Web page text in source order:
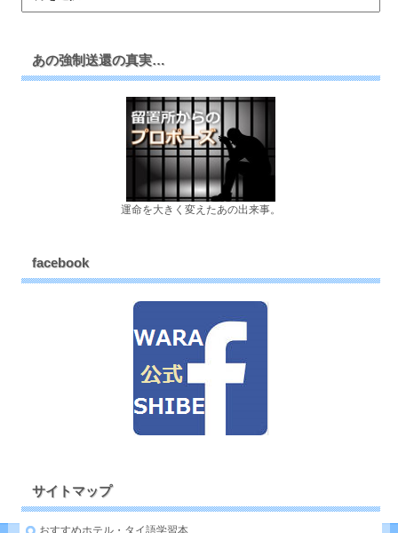
あの強制送還の真実…
運命を大きく変えたあの出来事。
facebook
サイトマップ